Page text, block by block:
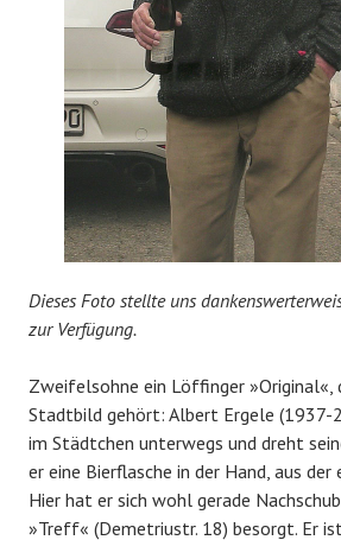
Dieses Foto stellte uns
zur Verfügung.
Zweifelsohne ein Löffinger »Original«,
Stadtbild gehört: Albert Ergele (1937-
im Städtchen unterwegs und dreht
er eine Bierflasche in der Hand, aus
Hier hat er sich wohl gerade
»Treff« (Demetriustr. 18) besorgt. Er